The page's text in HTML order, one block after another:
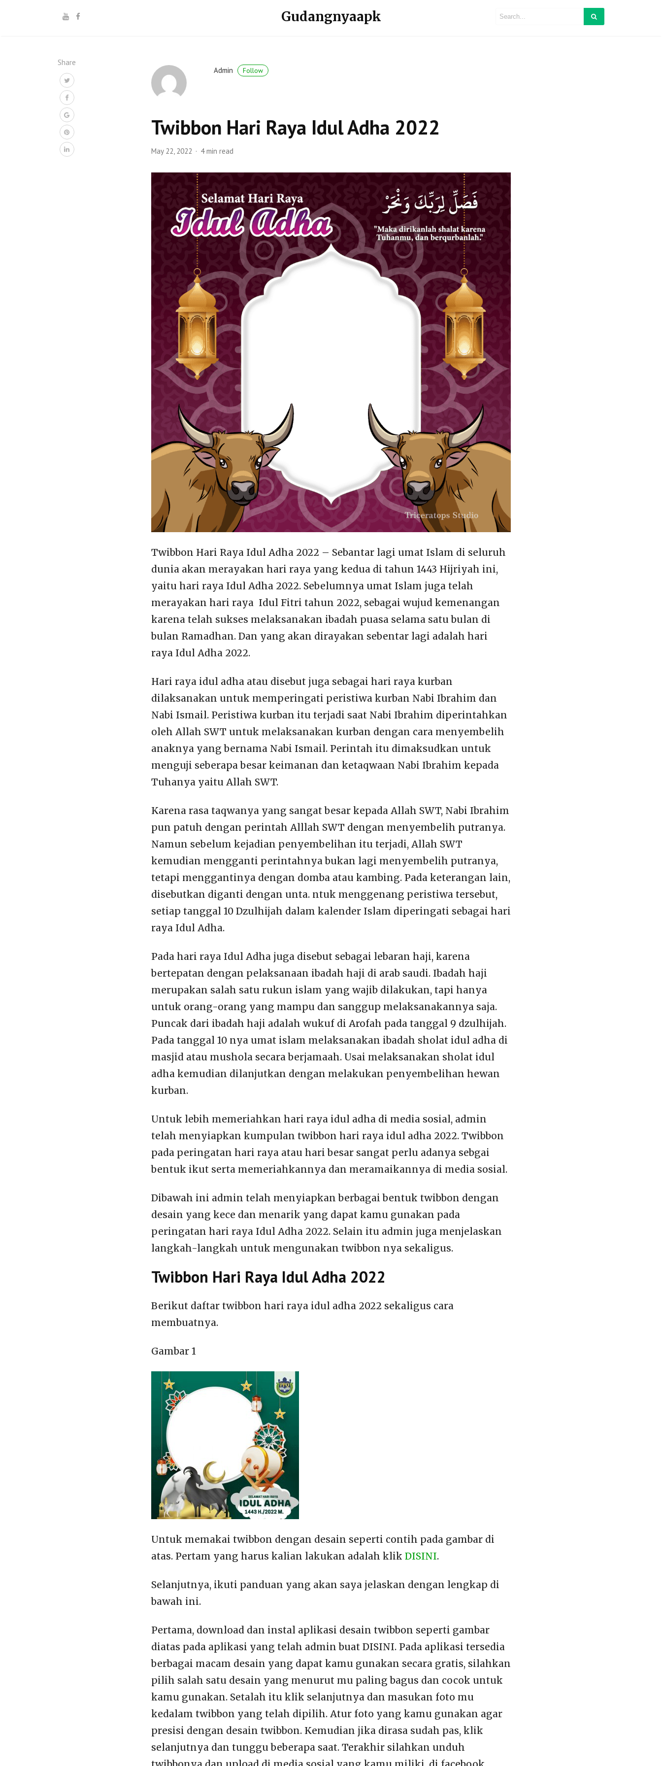
Gudangnyaapk
Share
Admin
Follow
Twibbon Hari Raya Idul Adha 2022
May 22, 2022 4 min read
Twibbon Hari Raya Idul Adha 2022 – Sebantar lagi umat Islam di seluruh
dunia akan merayakan hari raya yang kedua di tahun 1443 Hijriyah ini,
yaitu hari raya Idul Adha 2022. Sebelumnya umat Islam juga telah
merayakan hari raya Idul Fitri tahun 2022, sebagai wujud kemenangan
karena telah sukses melaksanakan ibadah puasa selama satu bulan di
bulan Ramadhan. Dan yang akan dirayakan sebentar lagi adalah hari
raya Idul Adha 2022.
Hari raya idul adha atau disebut juga sebagai hari raya kurban
dilaksanakan untuk memperingati peristiwa kurban Nabi Ibrahim dan
Nabi Ismail. Peristiwa kurban itu terjadi saat Nabi Ibrahim diperintahkan
oleh Allah SWT untuk melaksanakan kurban dengan cara menyembelih
anaknya yang bernama Nabi Ismail. Perintah itu dimaksudkan untuk
menguji seberapa besar keimanan dan ketaqwaan Nabi Ibrahim kepada
Tuhanya yaitu Allah SWT.
Karena rasa taqwanya yang sangat besar kepada Allah SWT, Nabi Ibrahim
pun patuh dengan perintah Alllah SWT dengan menyembelih putranya.
Namun sebelum kejadian penyembelihan itu terjadi, Allah SWT
kemudian mengganti perintahnya bukan lagi menyembelih putranya,
tetapi menggantinya dengan domba atau kambing. Pada keterangan lain,
disebutkan diganti dengan unta. ntuk menggenang peristiwa tersebut,
setiap tanggal 10 Dzulhijah dalam kalender Islam diperingati sebagai hari
raya Idul Adha.
Pada hari raya Idul Adha juga disebut sebagai lebaran haji, karena
bertepatan dengan pelaksanaan ibadah haji di arab saudi. Ibadah haji
merupakan salah satu rukun islam yang wajib dilakukan, tapi hanya
untuk orang-orang yang mampu dan sanggup melaksanakannya saja.
Puncak dari ibadah haji adalah wukuf di Arofah pada tanggal 9 dzulhijah.
Pada tanggal 10 nya umat islam melaksanakan ibadah sholat idul adha di
masjid atau mushola secara berjamaah. Usai melaksanakan sholat idul
adha kemudian dilanjutkan dengan melakukan penyembelihan hewan
kurban.
Untuk lebih memeriahkan hari raya idul adha di media sosial, admin
telah menyiapkan kumpulan twibbon hari raya idul adha 2022. Twibbon
pada peringatan hari raya atau hari besar sangat perlu adanya sebgai
bentuk ikut serta memeriahkannya dan meramaikannya di media sosial.
Dibawah ini admin telah menyiapkan berbagai bentuk twibbon dengan
desain yang kece dan menarik yang dapat kamu gunakan pada
peringatan hari raya Idul Adha 2022. Selain itu admin juga menjelaskan
langkah-langkah untuk mengunakan twibbon nya sekaligus.
Twibbon Hari Raya Idul Adha 2022
Berikut daftar twibbon hari raya idul adha 2022 sekaligus cara
membuatnya.
Gambar 1
Untuk memakai twibbon dengan desain seperti contih pada gambar di
atas. Pertam yang harus kalian lakukan adalah klik DISINI.
Selanjutnya, ikuti panduan yang akan saya jelaskan dengan lengkap di
bawah ini.
Pertama, download dan instal aplikasi desain twibbon seperti gambar
diatas pada aplikasi yang telah admin buat DISINI. Pada aplikasi tersedia
berbagai macam desain yang dapat kamu gunakan secara gratis, silahkan
pilih salah satu desain yang menurut mu paling bagus dan cocok untuk
kamu gunakan. Setalah itu klik selanjutnya dan masukan foto mu
kedalam twibbon yang telah dipilih. Atur foto yang kamu gunakan agar
presisi dengan desain twibbon. Kemudian jika dirasa sudah pas, klik
selanjutnya dan tunggu beberapa saat. Terakhir silahkan unduh